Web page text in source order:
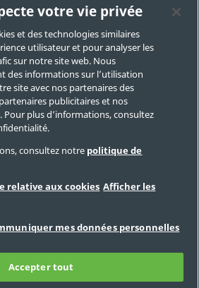
Imprimer
Plan du site
de cookies
communiquer mes données
personnelles
votre vie privée
et des technologies similaires
utilisateur et pour analyser les
sur notre site web. Nous
des informations sur l’utilisation
site avec nos partenaires des
publicitaires et nos
Pour plus d’informations, consultez
consultez notre politique de
relative aux cookies Afficher les
mes données personnelles
Accepter tout